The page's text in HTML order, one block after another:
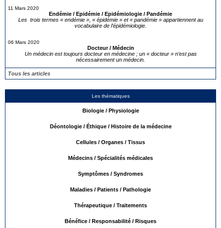
11 Mars 2020
Endémie / Epidémie / Epidémiologie / Pandémie
Les trois termes « endémie », « épidémie » et « pandémie » appartiennent au
vocabulaire de l’épidémiologie.
06 Mars 2020
Docteur / Médecin
Un médecin est toujours docteur en médecine ; un « docteur » n’est pas
nécessairement un médecin.
Tous les articles
Les thématiques
Biologie / Physiologie
Déontologie / Éthique / Histoire de la médecine
Cellules / Organes / Tissus
Médecins / Spécialités médicales
Symptômes / Syndromes
Maladies / Patients / Pathologie
Thérapeutique / Traitements
Bénéfice / Responsabilité / Risques